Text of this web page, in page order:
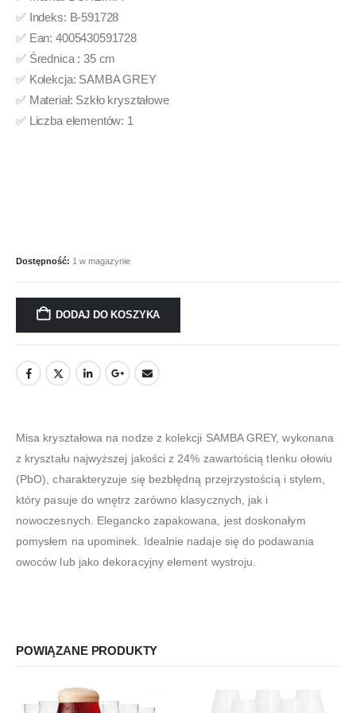
✅ Indeks: B-591728
✅ Ean: 4005430591728
✅ Średnica : 35 cm
✅ Kolekcja: SAMBA GREY
✅ Materiał: Szkło kryształowe
✅ Liczba elementów: 1
Dostępność: 1 w magazynie
DODAJ DO KOSZYKA
Misa kryształowa na nodze z kolekcji SAMBA GREY, wykonana
z kryształu najwyższej jakości z 24% zawartością tlenku ołowiu
(PbO), charakteryzuje się bezbłędną przejrzystością i stylem,
który pasuje do wnętrz zarówno klasycznych, jak i
nowoczesnych. Elegancko zapakowana, jest doskonałym
pomysłem na upominek. Idealnie nadaje się do podawania
owoców lub jako dekoracyjny element wystroju.
POWIĄZANE PRODUKTY